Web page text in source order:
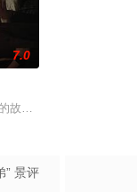
门诸人共赴冒险奇局。一
复仇的受害者；临终前
7.0
故事——用一场精心策划
” 景评